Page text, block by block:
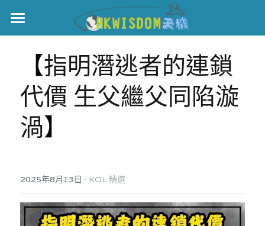
主頁
世界盃
伊美戰爭
黎智英案
美西媒體謊言實錄
宏福‧革新
宏福苑聽證會
港聞
中國
【指明潛逃者的連鎖
代價 生父繼父同陷漩
渦】
2025年8月13日 · KOL 精選